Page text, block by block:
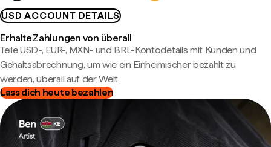
USD ACCOUNT DETAILS
Erhalte Zahlungen von überall
Teile USD-, EUR-, MXN- und BRL-Kontodetails mit Kunden und
Gehaltsabrechnung, um wie ein Einheimischer bezahlt zu
werden, überall auf der Welt.
Lass dich heute bezahlen